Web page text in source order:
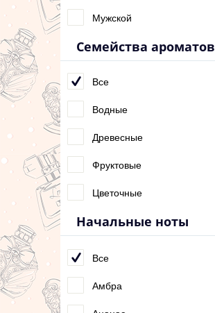
Мужской
Семейства ароматов
Все
Водные
Древесные
Фруктовые
Цветочные
Начальные ноты
Все
Амбра